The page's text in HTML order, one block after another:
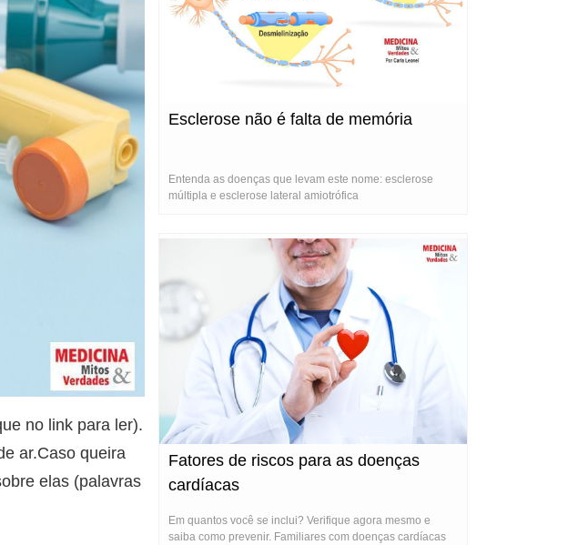
no link para ler).
ar.Caso queira
elas (palavras
Esclerose não é falta de memória
Entenda as doenças que levam este nome: esclerose
múltipla e esclerose lateral amiotrófica
Fatores de riscos para as doenças
cardíacas
Em quantos você se inclui? Verifique agora mesmo e
saiba como prevenir. Familiares com doenças cardíacas